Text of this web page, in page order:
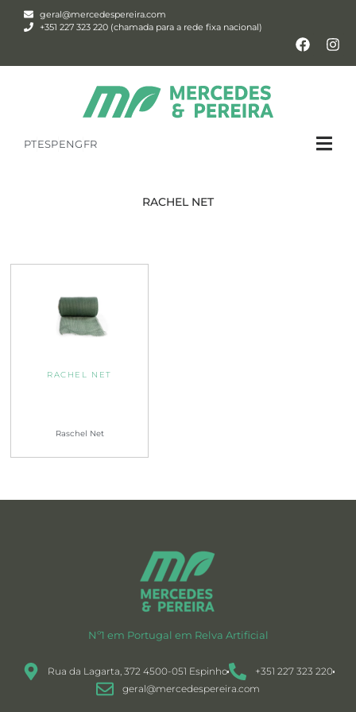
geral@mercedespereira.com
+351 227 323 220 (chamada para a rede fixa nacional)
PTESPENGFR
RACHEL NET
RACHEL NET
Raschel Net
Nº1 em Portugal em Relva Artificial
Rua da Lagarta, 372 4500-051 Espinho
+351 227 323 220
geral@mercedespereira.com